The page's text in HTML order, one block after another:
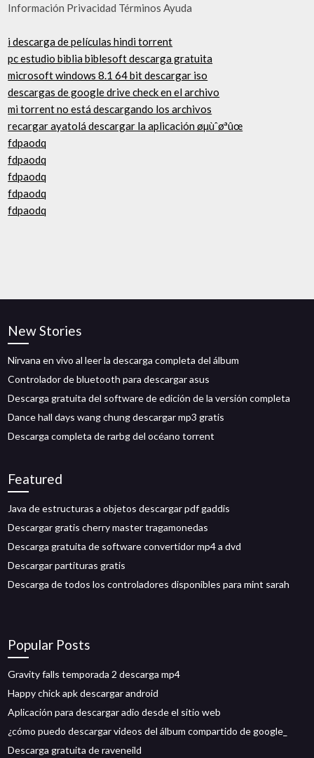
Información Privacidad Términos Ayuda
i descarga de películas hindi torrent
pc estudio biblia biblesoft descarga gratuita
microsoft windows 8.1 64 bit descargar iso
descargas de google drive check en el archivo
mi torrent no está descargando los archivos
recargar ayatolá descargar la aplicación øµùˆøªûœ
fdpaodq
fdpaodq
fdpaodq
fdpaodq
fdpaodq
New Stories
Nirvana en vivo al leer la descarga completa del álbum
Controlador de bluetooth para descargar asus
Descarga gratuita del software de edición de la versión completa
Dance hall days wang chung descargar mp3 gratis
Descarga completa de rarbg del océano torrent
Featured
Java de estructuras a objetos descargar pdf gaddis
Descargar gratis cherry master tragamonedas
Descarga gratuita de software convertidor mp4 a dvd
Descargar partituras gratis
Descarga de todos los controladores disponibles para mint sarah
Popular Posts
Gravity falls temporada 2 descarga mp4
Happy chick apk descargar android
Aplicación para descargar adio desde el sitio web
¿cómo puedo descargar videos del álbum compartido de google_
Descarga gratuita de raveneild